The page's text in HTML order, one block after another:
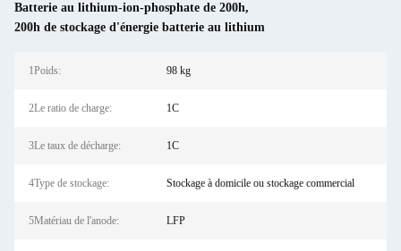
Batterie au lithium-ion-phosphate de 200h,
200h de stockage d'énergie batterie au lithium
1Poids: 98 kg
2Le ratio de charge: 1C
3Le taux de décharge: 1C
4Type de stockage: Stockage à domicile ou stockage commercial
5Matériau de l'anode: LFP